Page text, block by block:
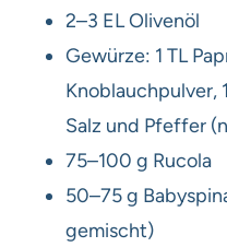
2–3 EL Olivenöl
Gewürze: 1 TL
Knoblauchpulver,
Salz und Pfeffer
75–100 g Rucola
50–75 g
gemischt)